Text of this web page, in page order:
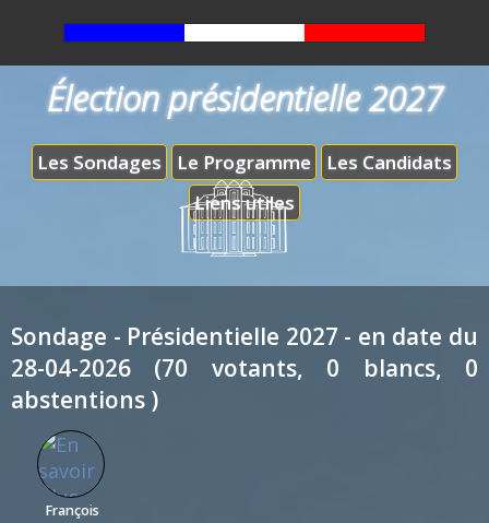
Les Sondages Le Programme
Les Candidats
Liens utiles
Élection présidentielle 2027
Sondage - Présidentielle 2027 - en date du
28-04-2026 (70 votants, 0 blancs, 0
abstentions )
François